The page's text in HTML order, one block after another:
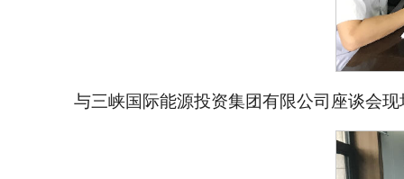
与三峡国际能源投资集团有限公司座谈会现